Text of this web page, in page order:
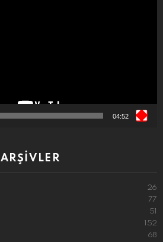
04:52
ARŞIVLER
26
77
51
152
68